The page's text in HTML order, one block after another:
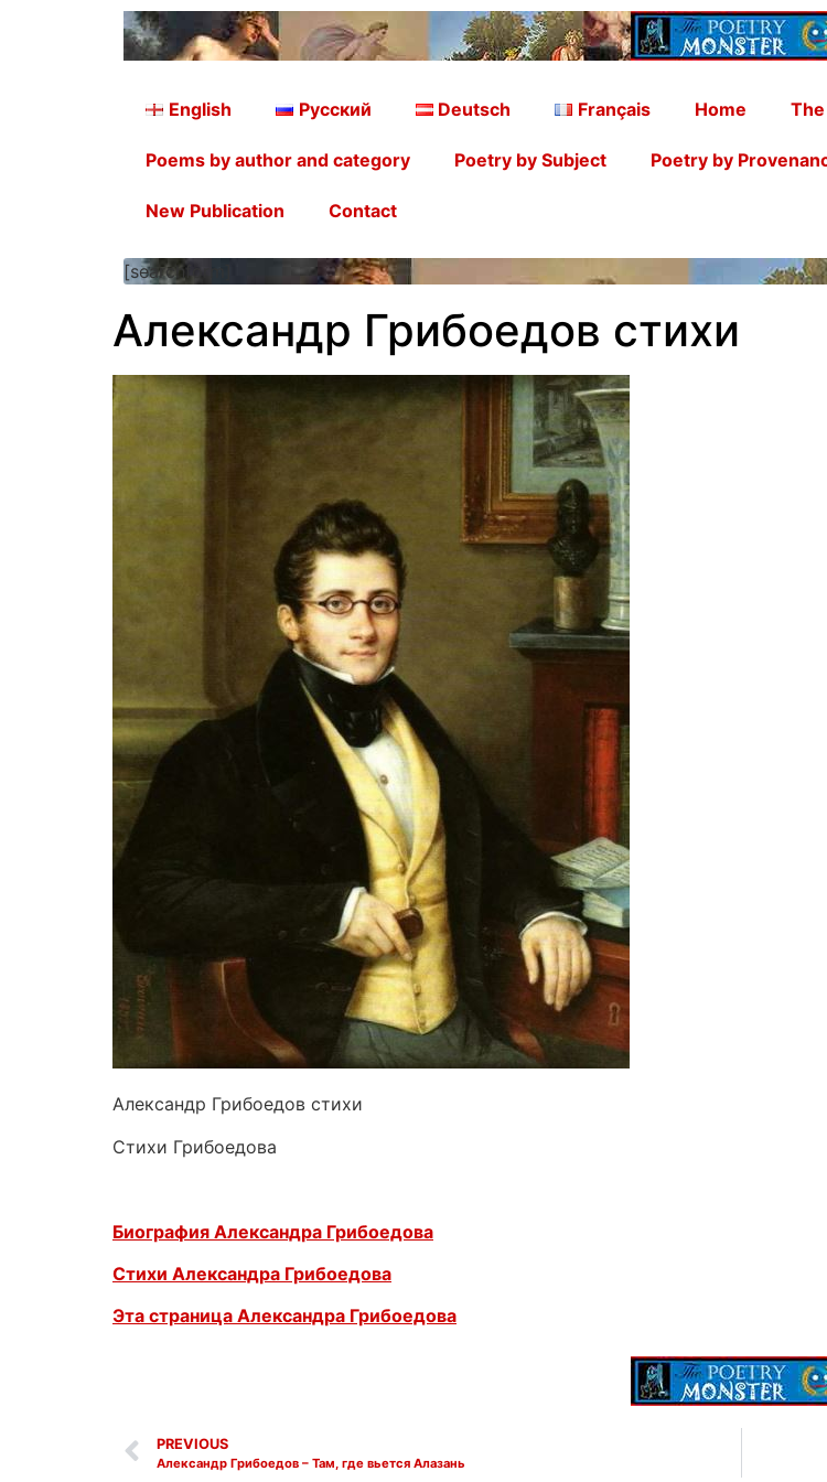
English Русский Deutsch Français Home
Poems by author and category Poetry by Subject Poetry by
New Publication Contact
[searchform]
Александр Грибоедов стихи
Александр Грибоедов стихи
Стихи Грибоедова
Биография Александра Грибоедова
Стихи Александра Грибоедова
Эта страница Александра Грибоедова
PREVIOUS
Александр Грибоедов – Там, где вьется Алазань